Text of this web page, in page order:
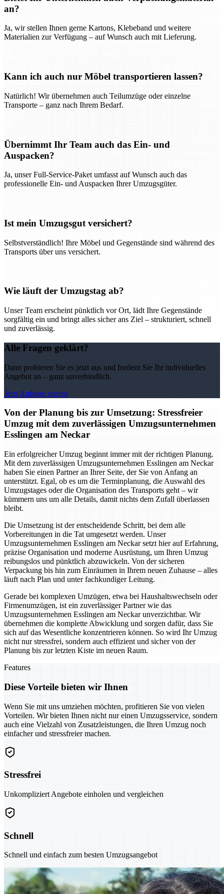
an?
Ja, wir stellen Ihnen gerne Kartons, Klebeband und weitere
Materialien zur Verfügung – auf Wunsch auch mit Lieferung.
Kann ich auch nur Möbel transportieren lassen?
Natürlich! Wir übernehmen auch Teilumzüge oder einzelne
Transporte – ganz nach Ihrem Bedarf.
Übernimmt Ihr Team auch das Ein- und
Auspacken?
Ja, unser Full-Service-Paket umfasst auf Wunsch auch das
professionelle Ein- und Auspacken Ihrer Umzugsgüter.
Ist mein Umzugsgut versichert?
Selbstverständlich! Ihre Möbel und Gegenstände sind während des
Transports über uns versichert.
Wie läuft der Umzugstag ab?
Unser Team erscheint pünktlich vor Ort, lädt Ihre Gegenstände
sorgfältig ein und bringt alles sicher ans Ziel – strukturiert, schnell
und zuverlässig.
Alle Fragen geklärt?
Dann probieren Sie es jetzt aus und fordern Sie Ihr individuelles
Angebot an – ganz unverbindlich.
Jetzt Anfrage starten
Von der Planung bis zur Umsetzung: Stressfreier
Umzug mit dem zuverlässigen Umzugsunternehmen
Esslingen am Neckar
Ein erfolgreicher Umzug beginnt immer mit der richtigen Planung.
Mit dem zuverlässigen Umzugsunternehmen Esslingen am Neckar
haben Sie einen Partner an Ihrer Seite, der Sie von Anfang an
unterstützt. Egal, ob es um die Terminplanung, die Auswahl des
Umzugstages oder die Organisation des Transports geht – wir
kümmern uns um alle Details, damit nichts dem Zufall überlassen
bleibt.
Die Umsetzung ist der entscheidende Schritt, bei dem alle
Vorbereitungen in die Tat umgesetzt werden. Unser
Umzugsunternehmen Esslingen am Neckar setzt hier auf Erfahrung,
präzise Organisation und moderne Ausrüstung, um Ihren Umzug
reibungslos und pünktlich abzuwickeln. Von der sicheren
Verpackung bis hin zum Einräumen in Ihrem neuen Zuhause – alles
läuft nach Plan und unter fachkundiger Leitung.
Gerade bei komplexen Umzügen, etwa bei Haushaltswechseln oder
Firmenumzügen, ist ein zuverlässiger Partner wie das
Umzugsunternehmen Esslingen am Neckar unverzichtbar. Wir
übernehmen die komplette Abwicklung und sorgen dafür, dass Sie
sich auf das Wesentliche konzentrieren können. So wird Ihr Umzug
nicht nur stressfrei, sondern auch effizient und sicher von der
Planung bis zur letzten Kiste im neuen Raum.
Features
Diese Vorteile bieten wir Ihnen
Wenn Sie mit uns umziehen möchten, profitieren Sie von vielen
Vorteilen. Wir bieten Ihnen nicht nur einen Umzugsservice, sondern
auch eine Vielzahl von Zusatzleistungen, die Ihren Umzug noch
einfacher und stressfreier machen.
Stressfrei
Unkompliziert Angebote einholen und vergleichen
Schnell
Schnell und einfach zum besten Umzugsangebot